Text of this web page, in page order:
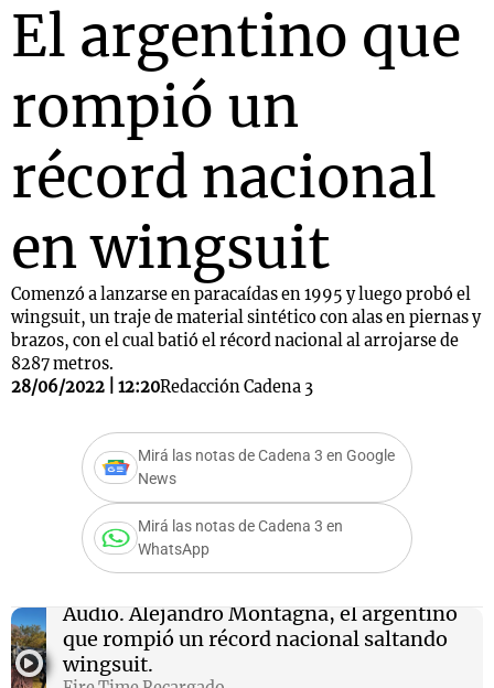
El argentino que
rompió un
récord nacional
en wingsuit
Comenzó a lanzarse en paracaídas en 1995 y luego probó el
wingsuit, un traje de material sintético con alas en piernas y
brazos, con el cual batió el récord nacional al arrojarse de
8287 metros.
28/06/2022 | 12:20Redacción Cadena 3
Mirá las notas de Cadena 3 en Google
News
Mirá las notas de Cadena 3 en
WhatsApp
Audio. Alejandro Montagna, el argentino
que rompió un récord nacional saltando
wingsuit.